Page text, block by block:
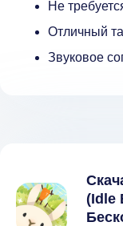
Не
Отличный
Звуковое
(Idle